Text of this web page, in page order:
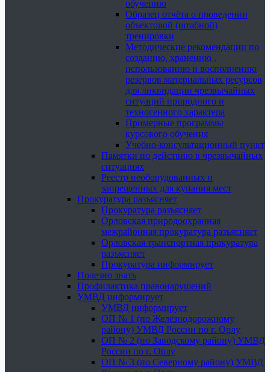
обучению
Образец отчёта о проведении
объектовой (штабной)
тренировки
Методические рекомендации по
созданию, хранению ,
использованию и восполнению
резервов материальных ресурсов
для ликвидации чрезвычайных
ситуаций природного и
техногенного характера
Примерные программы
курсового обучения
Учебно-консультационный пункт
Памятки по действию в чрезвычайных
ситуациях
Реестр необорудованных и
запрещенных для купания мест
Прокуратура разъясняет
Прокуратура разъясняет
Орловская природоохранная
межрайонная прокуратура разъясняет
Орловская транспортная прокуратура
разъясняет
Прокуратура информирует
Полезно знать
Профилактика правонарушений
УМВД информирует
УМВД информирует
ОП № 1 (по Железнодорожному
району) УМВД России по г. Орлу
ОП № 2 (по Заводскому району) УМВД
России по г. Орлу
ОП № 3 (по Северному району) УМВД